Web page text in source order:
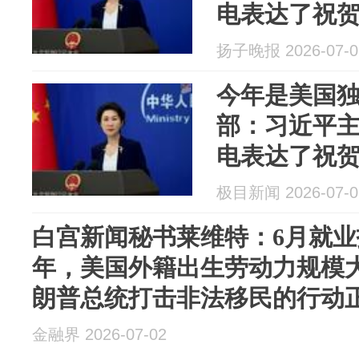
电表达了祝
扬子晚报 2026-07-
今年是美国
部：习近平
电表达了祝
极目新闻 2026-07-
白宫新闻秘书莱维特：6月就
年，美国外籍出生劳动力规模
朗普总统打击非法移民的行动
市场的构成。
金融界 2026-07-02